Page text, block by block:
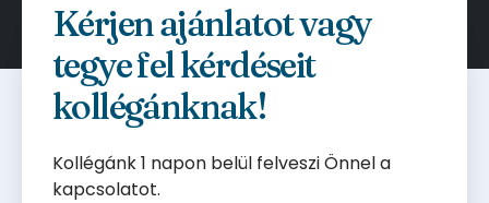
Kérjen ajánlatot vagy
tegye fel kérdéseit
kollégánknak!
Kollégánk 1 napon belül felveszi Önnel a
kapcsolatot.